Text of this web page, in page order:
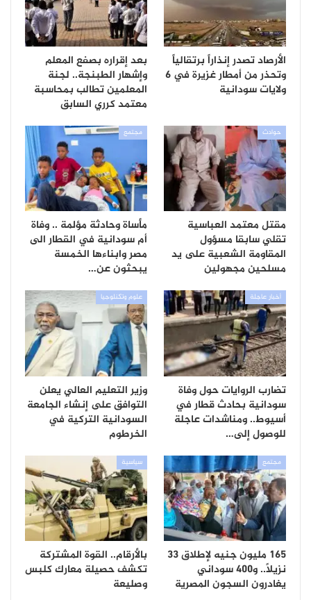
الأرصاد تصدر إنذاراً برتقالياً
وتحذر من أمطار غزيرة في 6
ولايات سودانية
بعد إقراره بصفع المعلم
وإشهار الطبنجة.. لجنة
المعلمين تطالب بمحاسبة
معتمد كرري السابق
حوادث
مقتل معتمد العباسية
تقلي سابقا مسؤول
المقاومة الشعبية على يد
مسلحين مجهولين
مجتمع
مأساة وحادثة مؤلمة .. وفاة
أم سودانية في القطار الى
مصر وابناءها الخمسة
يبحثون عن…
أخبار عاجلة
تضارب الروايات حول وفاة
سودانية بحادث قطار في
أسيوط.. ومناشدات عاجلة
للوصول إلى…
علوم وتكنلوجيا
وزير التعليم العالي يعلن
التوافق على إنشاء الجامعة
السودانية التركية في
الخرطوم
مجتمع
165 مليون جنيه لإطلاق 33
نزيلاً.. و400 سوداني
يغادرون السجون المصرية
سياسية
بالأرقام.. القوة المشتركة
تكشف حصيلة معارك كلبس
وصليعة